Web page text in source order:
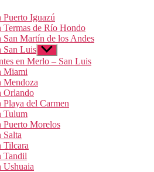
Puerto Iguazú
Termas de Río Hondo
San Martín de los Andes
San Luis Mostrar
el
submenú
en Merlo – San Luis
Miami
Mendoza
Orlando
Playa del Carmen
Tulum
Puerto Morelos
Salta
Tilcara
Tandil
Ushuaia